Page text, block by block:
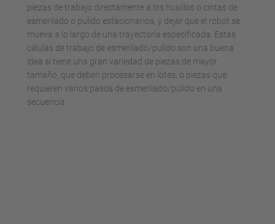
piezas de trabajo directamente a los husillos o cintas de
esmerilado o pulido estacionarios, y dejar que el robot se
mueva a lo largo de una trayectoria especificada. Estas
células de trabajo de esmerilado/pulido son una buena
idea si tiene una gran variedad de piezas de mayor
tamaño, que deben procesarse en lotes, o piezas que
requieren varios pasos de esmerilado/pulido en una
secuencia.